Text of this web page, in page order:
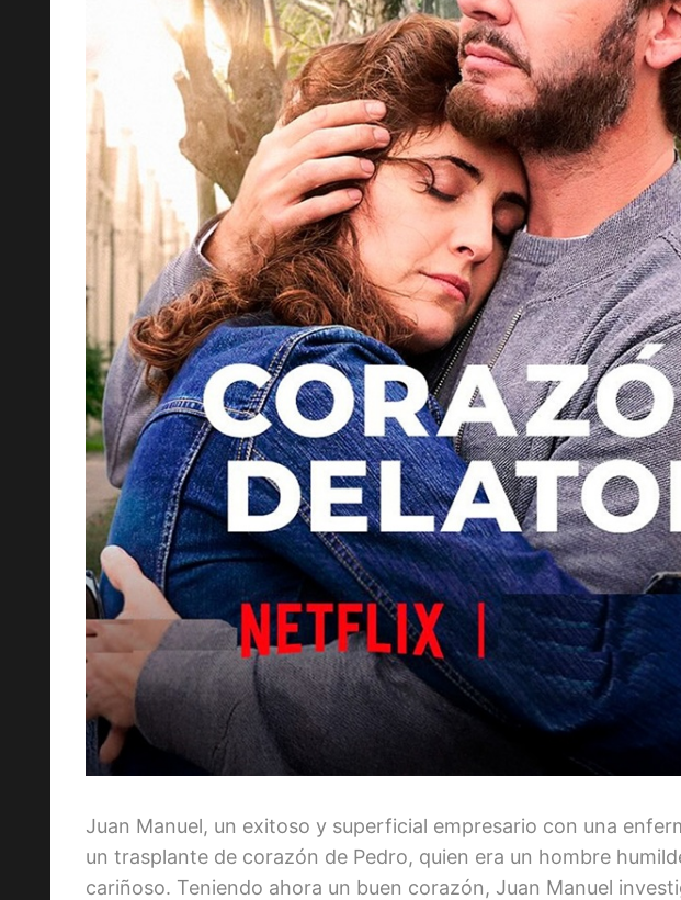
Juan Manuel, un exitoso y superficial empresario con una
un trasplante de corazón de Pedro, quien era un hombre
cariñoso. Teniendo ahora un buen corazón, Juan Manuel